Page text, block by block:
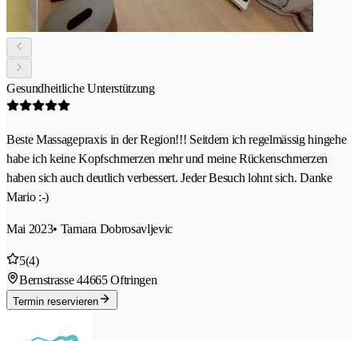
Gesundheitliche Unterstützung
Beste Massagepraxis in der Region!!! Seitdem ich regelmässig hingehe
habe ich keine Kopfschmerzen mehr und meine Rückenschmerzen
haben sich auch deutlich verbessert. Jeder Besuch lohnt sich. Danke
Mario :-)
Mai 2023• Tamara Dobrosavljevic
5(4)
Bernstrasse 44665 Oftringen
Termin reservieren